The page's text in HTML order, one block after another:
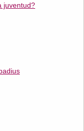
juventud?